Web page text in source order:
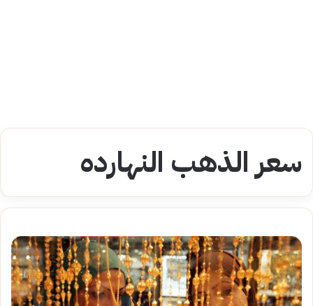
سعر الذهب النهارده